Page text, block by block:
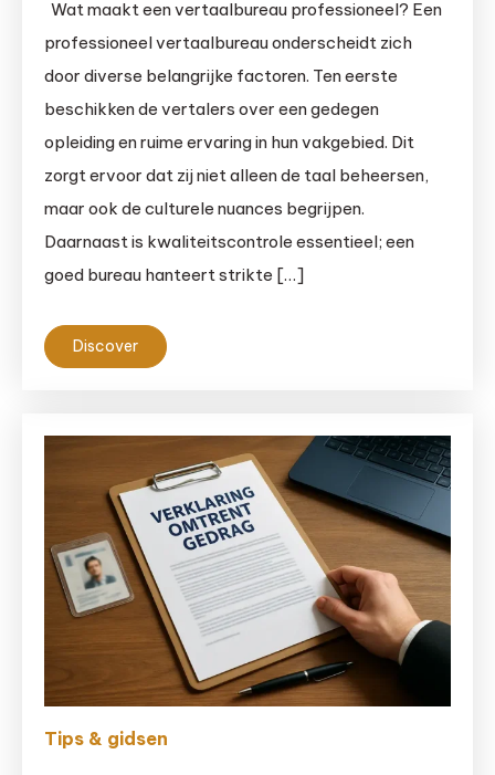
Wat maakt een vertaalbureau professioneel? Een
professioneel vertaalbureau onderscheidt zich
door diverse belangrijke factoren. Ten eerste
beschikken de vertalers over een gedegen
opleiding en ruime ervaring in hun vakgebied. Dit
zorgt ervoor dat zij niet alleen de taal beheersen,
maar ook de culturele nuances begrijpen.
Daarnaast is kwaliteitscontrole essentieel; een
goed bureau hanteert strikte […]
Discover
Tips & gidsen